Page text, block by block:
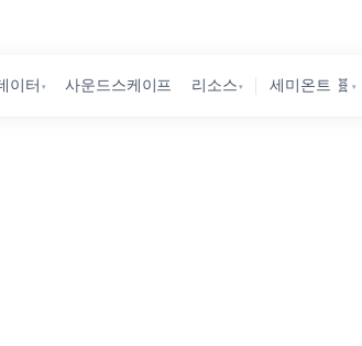
이터 ▾ 사운드스케이프 리소스 ▾ 세미온트 🧬 ▾